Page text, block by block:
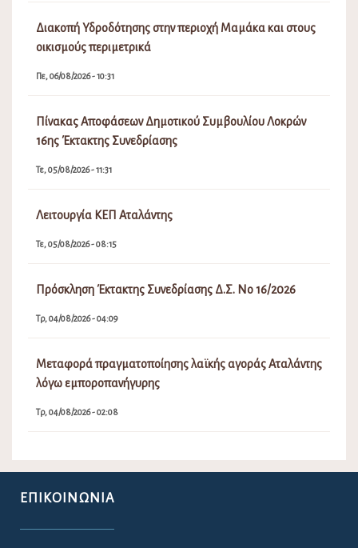
Διακοπή Υδροδότησης στην περιοχή Μαμάκα και στους
οικισμούς περιμετρικά
Πε, 06/08/2026 - 10:31
Πίνακας Αποφάσεων Δημοτικού Συμβουλίου Λοκρών
16ης Έκτακτης Συνεδρίασης
Τε, 05/08/2026 - 11:31
Λειτουργία ΚΕΠ Αταλάντης
Τε, 05/08/2026 - 08:15
Πρόσκληση Έκτακτης Συνεδρίασης Δ.Σ. Νο 16/2026
Τρ, 04/08/2026 - 04:09
Μεταφορά πραγματοποίησης λαϊκής αγοράς Αταλάντης
λόγω εμποροπανήγυρης
Τρ, 04/08/2026 - 02:08
ΕΠΙΚΟΙΝΩΝΊΑ